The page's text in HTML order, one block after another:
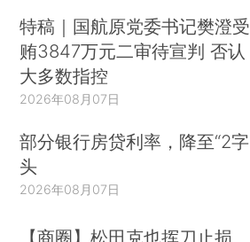
特稿｜国航原党委书记樊澄受
贿3847万元二审待宣判 否认
大多数指控
2026年08月07日
部分银行房贷利率，降至“2字
头
2026年08月07日
【商圈】松田克也挥刀止损